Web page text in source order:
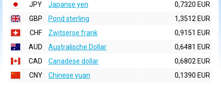
JPY
Japanse yen
0,7320 EUR
GBP
Pond sterling
1,3512 EUR
CHF
Zwitserse frank
0,9151 EUR
AUD
Australische Dollar
0,6481 EUR
CAD
Canadese dollar
0,6802 EUR
CNY
Chinese yuan
0,1390 EUR